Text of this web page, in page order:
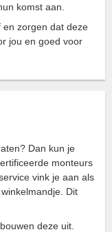
komst aan.
en zorgen dat deze
jou en goed voor
Dan kun je
monteurs
vink je aan als
Dit
deze uit.